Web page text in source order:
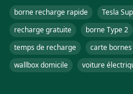
borne recharge rapide
Tesla
recharge gratuite
borne Type 2
temps de recharge
carte bornes
wallbox domicile
voiture